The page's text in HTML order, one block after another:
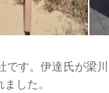
です。伊達氏が梁川
した。